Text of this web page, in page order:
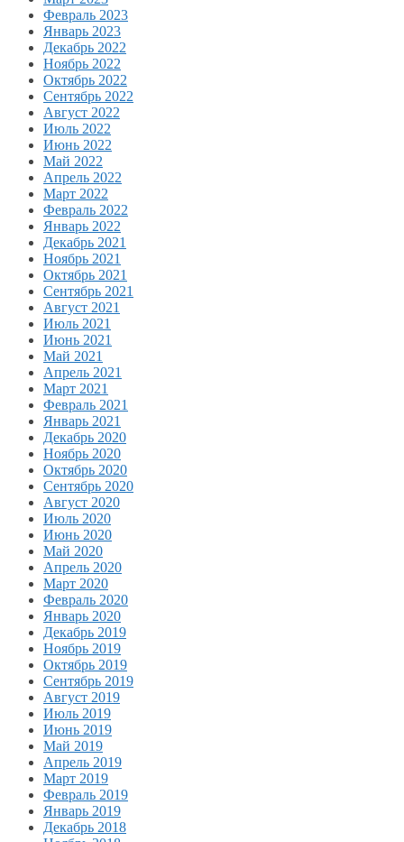
Февраль 2023
Январь 2023
Декабрь 2022
Ноябрь 2022
Октябрь 2022
Сентябрь 2022
Август 2022
Июль 2022
Июнь 2022
Май 2022
Апрель 2022
Март 2022
Февраль 2022
Январь 2022
Декабрь 2021
Ноябрь 2021
Октябрь 2021
Сентябрь 2021
Август 2021
Июль 2021
Июнь 2021
Май 2021
Апрель 2021
Март 2021
Февраль 2021
Январь 2021
Декабрь 2020
Ноябрь 2020
Октябрь 2020
Сентябрь 2020
Август 2020
Июль 2020
Июнь 2020
Май 2020
Апрель 2020
Март 2020
Февраль 2020
Январь 2020
Декабрь 2019
Ноябрь 2019
Октябрь 2019
Сентябрь 2019
Август 2019
Июль 2019
Июнь 2019
Май 2019
Апрель 2019
Март 2019
Февраль 2019
Январь 2019
Декабрь 2018